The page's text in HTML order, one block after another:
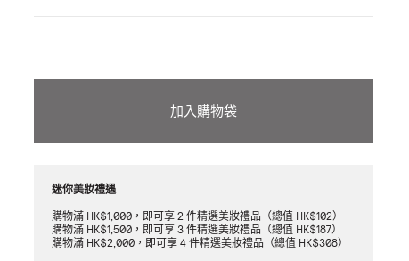
加入購物袋
迷你美妝禮遇
購物滿 HK$1,000，即可享 2 件精選美妝禮品（總值 HK$102）
購物滿 HK$1,500，即可享 3 件精選美妝禮品（總值 HK$187）
購物滿 HK$2,000，即可享 4 件精選美妝禮品（總值 HK$308）